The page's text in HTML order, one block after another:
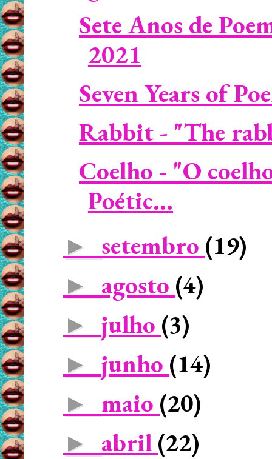
Sete Anos de
2021
Seven Years of
Rabbit - "The
Coelho - "O
Poétic...
► setembro (19)
► agosto (4)
► julho (3)
► junho (14)
► maio (20)
► abril (22)